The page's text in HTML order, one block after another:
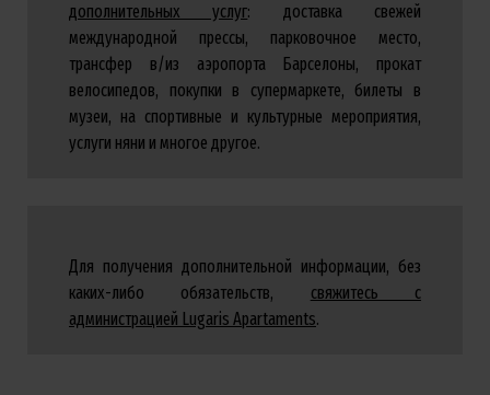
дополнительных услуг: доставка свежей
международной прессы, парковочное место,
трансфер в/из аэропорта Барселоны, прокат
велосипедов, покупки в супермаркете, билеты в
музеи, на спортивные и культурные мероприятия,
услуги няни и многое другое.
Для получения дополнительной информации, без
каких-либо обязательств, свяжитесь с
администрацией Lugaris Apartaments.